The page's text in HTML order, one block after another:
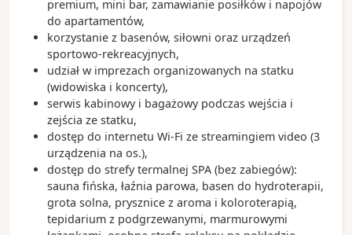
premium, mini bar, zamawianie posiłków i napojów
do apartamentów,
korzystanie z basenów, siłowni oraz urządzeń
sportowo-rekreacyjnych,
udział w imprezach organizowanych na statku
(widowiska i koncerty),
serwis kabinowy i bagażowy podczas wejścia i
zejścia ze statku,
dostęp do internetu Wi-Fi ze streamingiem video (3
urządzenia na os.),
dostęp do strefy termalnej SPA (bez zabiegów):
sauna fińska, łaźnia parowa, basen do hydroterapii,
grota solna, prysznice z aroma i koloroterapią,
tepidarium z podgrzewanymi, marmurowymi